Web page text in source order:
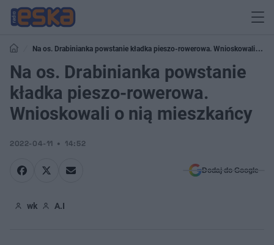
Na os. Drabinianka powstanie kładka pieszo-rowerowa. Wnioskowali o
nią mieszkańcy
Na os. Drabinianka powstanie
kładka pieszo-rowerowa.
Wnioskowali o nią mieszkańcy
2022-04-11 14:52
Dodaj do Google
wk A.I